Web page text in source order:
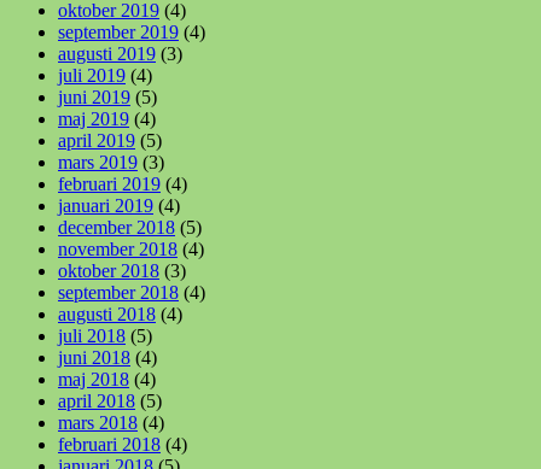
oktober 2019 (4)
september 2019 (4)
augusti 2019 (3)
juli 2019 (4)
juni 2019 (5)
maj 2019 (4)
april 2019 (5)
mars 2019 (3)
februari 2019 (4)
januari 2019 (4)
december 2018 (5)
november 2018 (4)
oktober 2018 (3)
september 2018 (4)
augusti 2018 (4)
juli 2018 (5)
juni 2018 (4)
maj 2018 (4)
april 2018 (5)
mars 2018 (4)
februari 2018 (4)